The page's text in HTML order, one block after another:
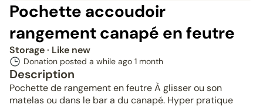
Pochette accoudoir
rangement canapé en feutre
Storage· Like new
Donation posted a while ago 1 month
Description
Pochette de rangement en feutre À glisser ou son
matelas ou dans le bar a du canapé. Hyper pratique